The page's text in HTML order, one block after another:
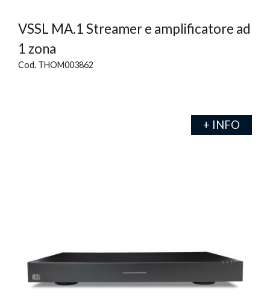
VSSL MA.1 Streamer e amplificatore ad
1 zona
Cod. THOM003862
+ INFO